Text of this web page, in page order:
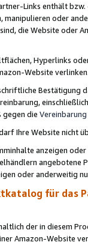
Links enthält
manipulieren oder
die Website oder
Hyperlinks
Website
gegen die Vereinbarung
Ihre Website nicht
anzeigen
oder anderweitig
für das
der in diesem
Amazon-Website